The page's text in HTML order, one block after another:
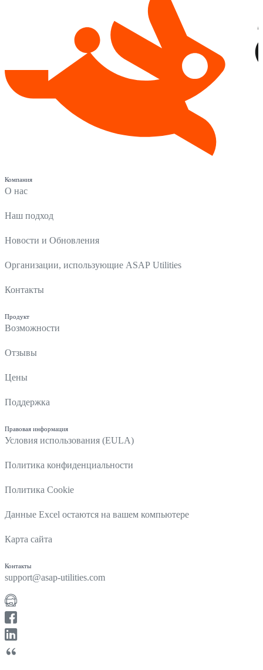
Компания
О нас
Наш подход
Новости и Обновления
Организации, использующие ASAP Utilities
Контакты
Продукт
Возможности
Отзывы
Цены
Поддержка
Правовая информация
Условия использования (EULA)
Политика конфиденциальности
Политика Cookie
Данные Excel остаются на вашем компьютере
Карта сайта
Контакты
support@asap-utilities.com